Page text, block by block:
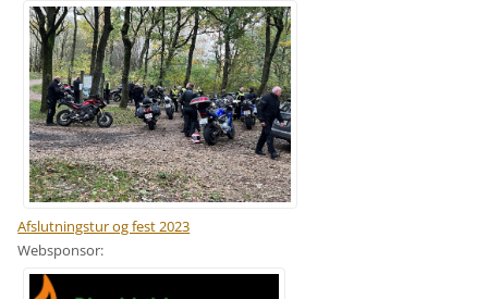
Afslutningstur og fest 2023
Websponsor: